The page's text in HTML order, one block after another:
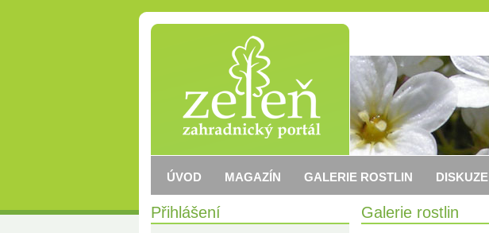
Galerie rostlin
Přihlášení
ÚVOD MAGAZÍN GALERIE ROSTLIN DISKUZE